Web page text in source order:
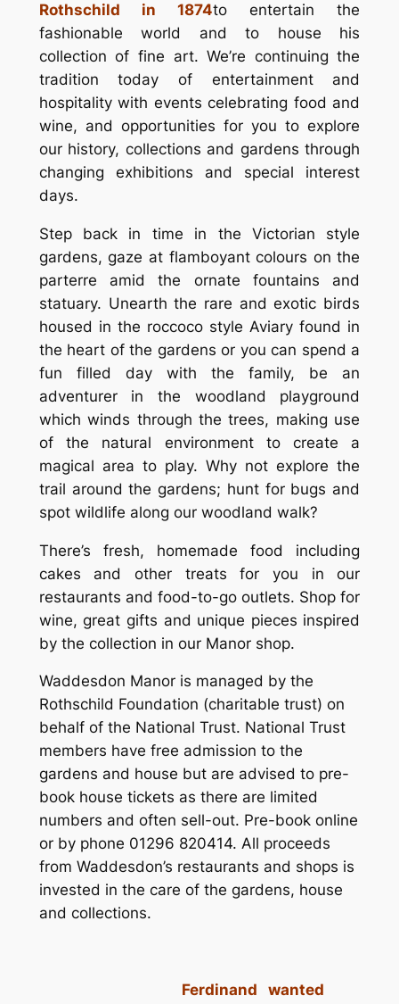
Rothschild in 1874to entertain the
fashionable world and to house his
collection of fine art. We’re continuing the
tradition today of entertainment and
hospitality with events celebrating food and
wine, and opportunities for you to explore
our history, collections and gardens through
changing exhibitions and special interest
days.
Step back in time in the Victorian style
gardens, gaze at flamboyant colours on the
parterre amid the ornate fountains and
statuary. Unearth the rare and exotic birds
housed in the roccoco style Aviary found in
the heart of the gardens or you can spend a
fun filled day with the family, be an
adventurer in the woodland playground
which winds through the trees, making use
of the natural environment to create a
magical area to play. Why not explore the
trail around the gardens; hunt for bugs and
spot wildlife along our woodland walk?
There’s fresh, homemade food including
cakes and other treats for you in our
restaurants and food-to-go outlets. Shop for
wine, great gifts and unique pieces inspired
by the collection in our Manor shop.
Waddesdon Manor is managed by the
Rothschild Foundation (charitable trust) on
behalf of the National Trust. National Trust
members have free admission to the
gardens and house but are advised to pre-
book house tickets as there are limited
numbers and often sell-out. Pre-book online
or by phone 01296 820414. All proceeds
from Waddesdon’s restaurants and shops is
invested in the care of the gardens, house
and collections.
Ferdinand wanted